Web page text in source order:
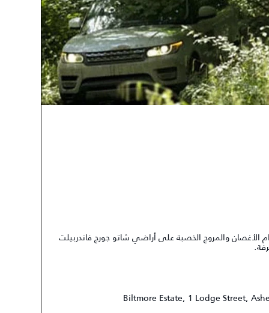
الأغصان والمروج الخصبة على أراضي شاتو جورج فاندربيلت
Biltmore Estate, 1 Lodge Street,